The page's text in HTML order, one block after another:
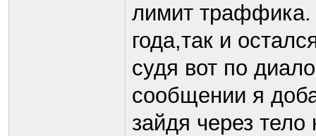
лимит траффика.
года,так и
cудя вот по
сообщении я
зайдя через